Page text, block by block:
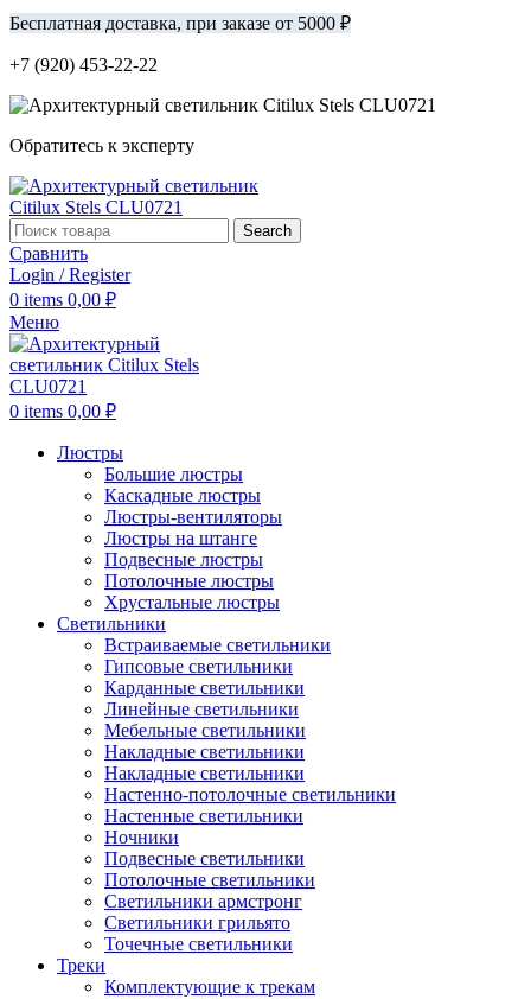
Бесплатная доставка, при заказе от 5000 ₽
+7 (920) 453-22-22
Обратитесь к эксперту
Search
Сравнить
Login / Register
0 items 0,00 ₽
Меню
0 items 0,00 ₽
Люстры
Большие люстры
Каскадные люстры
Люстры-вентиляторы
Люстры на штанге
Подвесные люстры
Потолочные люстры
Хрустальные люстры
Светильники
Встраиваемые светильники
Гипсовые светильники
Карданные светильники
Линейные светильники
Мебельные светильники
Накладные светильники
Накладные светильники
Настенно-потолочные светильники
Настенные светильники
Ночники
Подвесные светильники
Потолочные светильники
Светильники армстронг
Светильники грильято
Точечные светильники
Треки
Комплектующие к трекам